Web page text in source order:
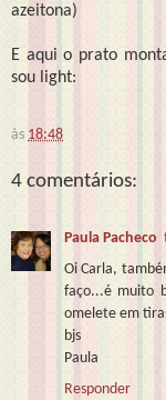
azeitona)
E aqui o prato
sou light:
às 18:48
4 comentários:
Paula Pacheco
Oi Carla,
faço...é muito
omelete em
bjs
Paula
Responder